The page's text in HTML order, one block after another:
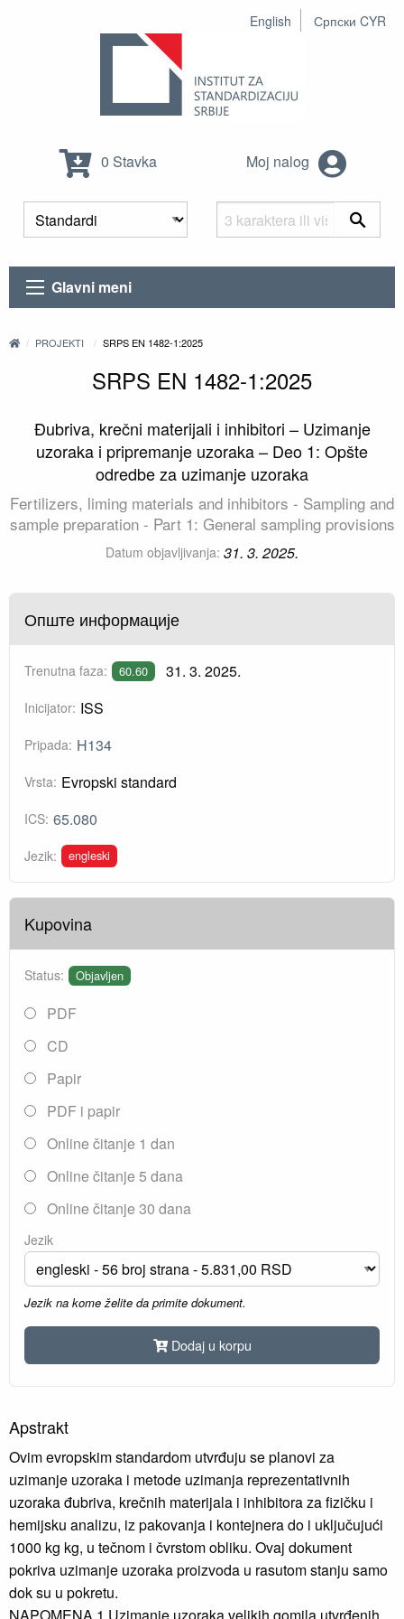
English Српски CYR
0 Stavka Moj nalog
Glavni meni
PROJEKTI SRPS EN 1482-1:2025
SRPS EN 1482-1:2025
Đubriva, krečni materijali i inhibitori – Uzimanje
uzoraka i pripremanje uzoraka – Deo 1: Opšte
odredbe za uzimanje uzoraka
Fertilizers, liming materials and inhibitors - Sampling and
sample preparation - Part 1: General sampling provisions
Datum objavljivanja: 31. 3. 2025.
Опште информације
Trenutna faza: 60.60 31. 3. 2025.
Inicijator: ISS
Pripada: H134
Vrsta: Evropski standard
ICS: 65.080
Jezik: engleski
Kupovina
Status: Objavljen
PDF
CD
Papir
PDF i papir
Online čitanje 1 dan
Online čitanje 5 dana
Online čitanje 30 dana
Jezik
Jezik na kome želite da primite dokument.
Dodaj u korpu
Apstrakt
Ovim evropskim standardom utvrđuju se planovi za
uzimanje uzoraka i metode uzimanja reprezentativnih
uzoraka đubriva, krečnih materijala i inhibitora za fizičku i
hemijsku analizu, iz pakovanja i kontejnera do i uključujući
1000 kg kg, u tečnom i čvrstom obliku. Ovaj dokument
pokriva uzimanje uzoraka proizvoda u rasutom stanju samo
dok su u pokretu.
NAPOMENA 1 Uzimanje uzoraka velikih gomila utvrđenih